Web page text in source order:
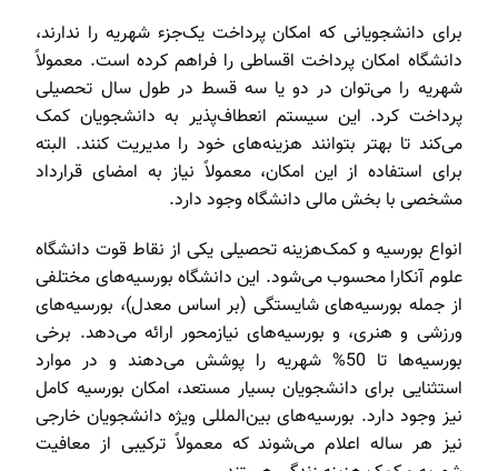
برای دانشجویانی که امکان پرداخت یک‌جزء شهریه را ندارند،
دانشگاه امکان پرداخت اقساطی را فراهم کرده است. معمولاً
شهریه را می‌توان در دو یا سه قسط در طول سال تحصیلی
پرداخت کرد. این سیستم انعطاف‌پذیر به دانشجویان کمک
می‌کند تا بهتر بتوانند هزینه‌های خود را مدیریت کنند. البته
برای استفاده از این امکان، معمولاً نیاز به امضای قرارداد
مشخصی با بخش مالی دانشگاه وجود دارد.
انواع بورسیه و کمک‌هزینه تحصیلی یکی از نقاط قوت دانشگاه
علوم آنکارا محسوب می‌شود. این دانشگاه بورسیه‌های مختلفی
از جمله بورسیه‌های شایستگی (بر اساس معدل)، بورسیه‌های
ورزشی و هنری، و بورسیه‌های نیازمحور ارائه می‌دهد. برخی
بورسیه‌ها تا 50% شهریه را پوشش می‌دهند و در موارد
استثنایی برای دانشجویان بسیار مستعد، امکان بورسیه کامل
نیز وجود دارد. بورسیه‌های بین‌المللی ویژه دانشجویان خارجی
نیز هر ساله اعلام می‌شوند که معمولاً ترکیبی از معافیت